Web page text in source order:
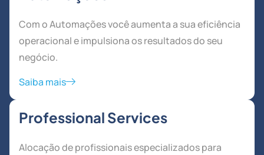
Com o Automações você aumenta a sua eficiência
operacional e impulsiona os resultados do seu
negócio.
Saiba mais
Professional Services
Alocação de profissionais especializados para